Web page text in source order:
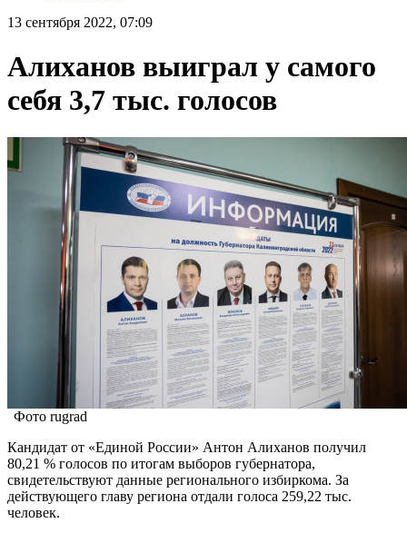
13 сентября 2022, 07:09
Алиханов выиграл у самого
себя 3,7 тыс. голосов
Фото rugrad
Кандидат от «Единой России» Антон Алиханов получил
80,21 % голосов по итогам выборов губернатора,
свидетельствуют данные регионального избиркома. За
действующего главу региона отдали голоса 259,22 тыс.
человек.